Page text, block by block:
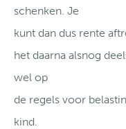
schenken. Je
kunt dan dus rente
het daarna alsnog
wel op
de regels voor
kind.